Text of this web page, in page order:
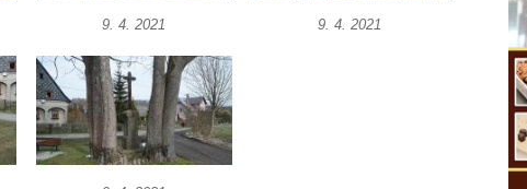
9. 4. 2021 9. 4. 2021